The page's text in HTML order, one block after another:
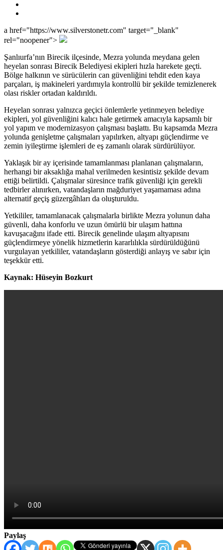
a href="https://www.silverstonetr.com" target="_blank"
rel="noopener">
Şanlıurfa’nın Birecik ilçesinde, Mezra yolunda meydana gelen
heyelan sonrası Birecik Belediyesi ekipleri hızla harekete geçti.
Bölge halkının ve sürücülerin can güvenliğini tehdit eden kaya
parçaları, iş makineleri yardımıyla kontrollü bir şekilde temizlenerek
olası riskler ortadan kaldırıldı.
Heyelan sonrası yalnızca geçici önlemlerle yetinmeyen belediye
ekipleri, yol güvenliğini kalıcı hale getirmek amacıyla kapsamlı bir
yol yapım ve modernizasyon çalışması başlattı. Bu kapsamda Mezra
yolunda genişletme çalışmaları yapılırken, altyapı güçlendirme ve
zemin iyileştirme işlemleri de eş zamanlı olarak sürdürülüyor.
Yaklaşık bir ay içerisinde tamamlanması planlanan çalışmaların,
herhangi bir aksaklığa mahal verilmeden kesintisiz şekilde devam
ettiği belirtildi. Çalışmalar süresince trafik güvenliği için gerekli
tedbirler alınırken, vatandaşların mağduriyet yaşamaması adına
alternatif geçiş güzergâhları da oluşturuldu.
Yetkililer, tamamlanacak çalışmalarla birlikte Mezra yolunun daha
güvenli, daha konforlu ve uzun ömürlü bir ulaşım hattına
kavuşacağını ifade etti. Birecik genelinde ulaşım altyapısını
güçlendirmeye yönelik hizmetlerin kararlılıkla sürdürüldüğünü
vurgulayan yetkililer, vatandaşların gösterdiği anlayış ve sabır için
teşekkür etti.
Kaynak: Hüseyin Bozkurt
Paylaş